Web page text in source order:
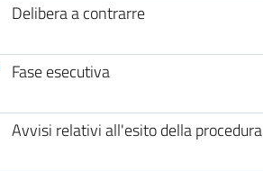
Delibera a contrarre
Fase esecutiva
Avvisi relativi all'esito della procedura